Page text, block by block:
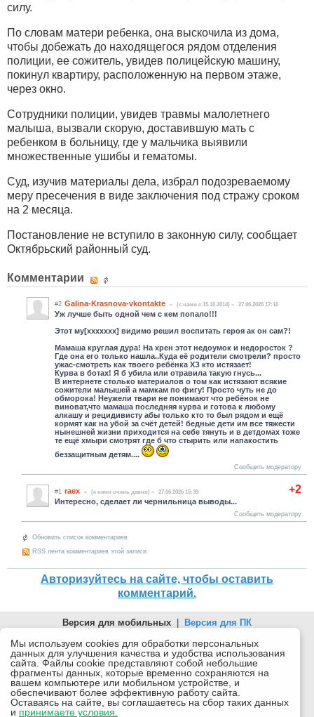
силу.
По словам матери ребенка, она выскочила из дома,
чтобы добежать до находящегося рядом отделения
полиции, ее сожитель, увидев полицейскую машину,
покинул квартиру, расположенную на первом этаже,
через окно.
Сотрудники полиции, увидев травмы малолетнего
малыша, вызвали скорую, доставившую мать с
ребенком в больницу, где у мальчика выявили
множественные ушибы и гематомы.
Суд, изучив материалы дела, избрал подозреваемому
меру пресечения в виде заключения под стражу сроком
на 2 месяца.
Постановление не вступило в законную силу, сообщает
Октябрьский районный суд.
Комментарии
#2 Galina-Krasnova-vkontakte (c нами с 15.10.2014) 27.06.2026 17:16
Уж лучше быть одной чем с кем попало!!!
Этот му[xxxxxxx] видимо решил воспитать героя ак он сам?!
Мамаша круглая дура! На хрен этот недоумок и недоросток ?
Где она его только нашла..Куда её родители смотрели? просто
ужас-смотреть как твоего ребёнка ХЗ кто истязает!
Курва в ботах! Я б убила или отравила такую гнусь...
В интернете столько материалов о том как истязают всякие
сожители малышей а мамкам по фигу! Просто чуть не до
обморока! Неужели твари не понимают что ребёнок не
виноват,что мамаша последняя курва и готова к любому
алкашу и рецидивисту абы только кто то был рядом и ещё
кормят как на убой за счёт детей! бедные дети им все тяжести
нынешней жизни приходится на себе тянуть и в детдомах тоже
те ещё хмыри смотрят где б что стырить или напакостить
беззащитным детям....
Сообщить модератору
+2
#1 raex (c нами очень давно) 27.06.2026 15:39
Интересно, сделает ли чернильница выводы...
Сообщить модератору
Обновить список комментариев
RSS лента комментариев этой записи
Авторизуйтесь на сайте, чтобы оставить
комментарий.
Версия для мобильных
Версия для ПК
© 2026 Беломорканал Северодвинск tv29.ru
Joomla!is Free Software released under the GNU General Public
License.
Mobile version byMobile Joomla!
Desktop Version
Мы используем cookies для обработки персональных
данных для улучшения качества и удобства использования
сайта. Файлы cookie представляют собой небольшие
фрагменты данных, которые временно сохраняются на
вашем компьютере или мобильном устройстве, и
обеспечивают более эффективную работу сайта.
Оставаясь на сайте, вы соглашаетесь на сбор таких данных
и принимаете условия.